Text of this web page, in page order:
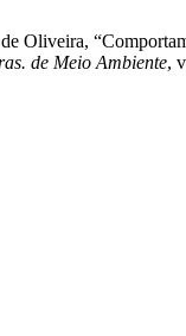
Oliveira,
de Meio Ambiente,